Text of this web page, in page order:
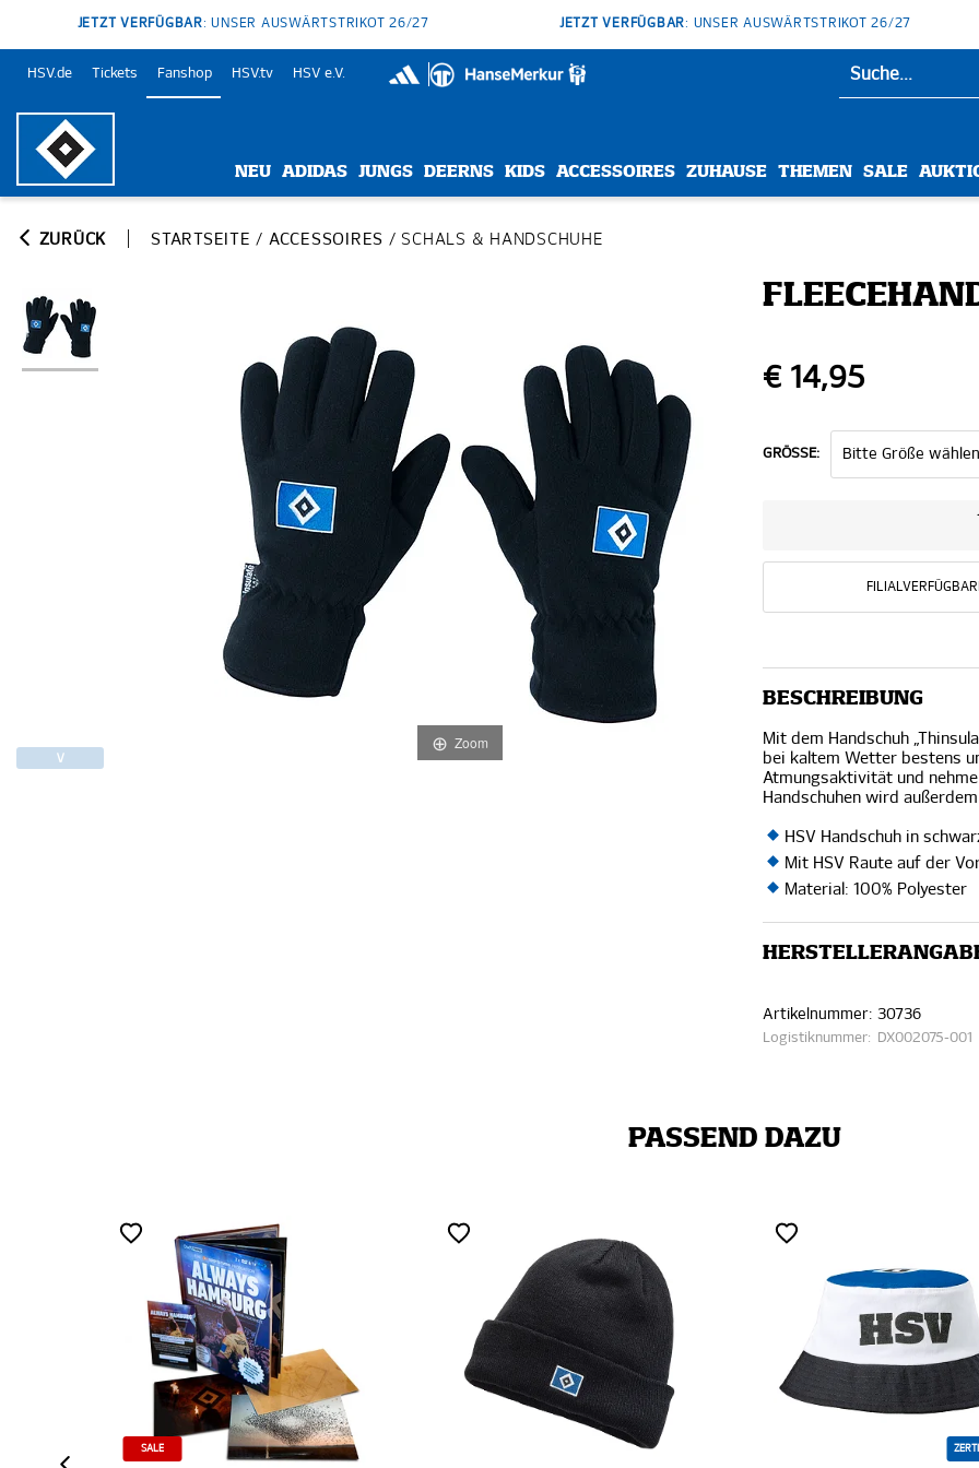
JETZT VERFÜGBAR: UNSER AUSWÄRTSTRIKOT 26/27 JETZT VERFÜGBAR: UNSER AUSWÄRTSTRIKOT 26/27
HSV.de Tickets Fanshop HSV.tv HSV e.V.
NEU ADIDAS JUNGS DEERNS KIDS ACCESSOIRES ZUHAUSE THEMEN SALE
ZURÜCK STARTSEITE / ACCESSOIRES / SCHALS & HANDSCHUHE
∨
Zoom
€ 14,95
GRÖSSE:
BESCHREIBUNG
Mit dem Handschuh
bei kaltem Wetter bestens
Atmungsaktivität und
Handschuhen wird
HSV Handschuh in
Mit HSV Raute auf der
Material: 100% Polyester
Artikelnummer: 30736
Logistiknummer: DX002075-001
PASSEND DAZU
ZERTIFIZIERT